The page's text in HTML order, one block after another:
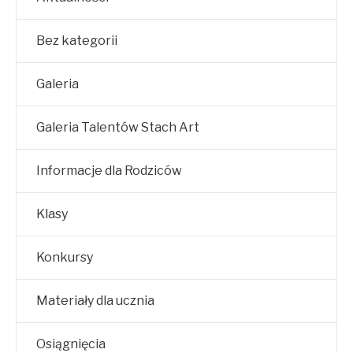
Bez kategorii
Galeria
Galeria Talentów Stach Art
Informacje dla Rodziców
Klasy
Konkursy
Materiały dla ucznia
Osiągnięcia